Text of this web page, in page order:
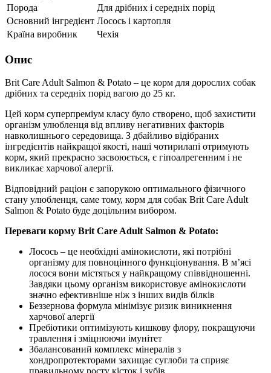
Порода
Для дрібних і середніх порід
Основний інгредієнт Лосось і картопля
Країна виробник
Чехія
Опис
Brit Care Adult Salmon & Potato – це корм для дорослих собак
дрібних та середніх порід вагою до 25 кг.
Цей корм суперпреміум класу було створено, щоб захистити
організм улюбленця від впливу негативних факторів
навколишнього середовища. З дбайливо відібраних
інгредієнтів найкращої якості, наші чотирилапі отримують
корм, який прекрасно засвоюється, є гіпоалрегенним і не
викликає харчової алергії.
Відповідний раціон є запорукою оптимального фізичного
стану улюбленця, саме тому, корм для собак Brit Care Adult
Salmon & Potato буде доцільним вибором.
Переваги корму Brit Care Adult Salmon & Potato:
Лосось – це необхідні амінокислоти, які потрібні
організму для повноцінного функціонування. В м’ясі
лосося вони містяться у найкращому співвідношенні.
Завдяки цьому організм використовує амінокислоти
значно ефективніше ніж з інших видів білків
Беззернова формула мінімізує ризик виникнення
харчової алергії
Пребіотики оптимізують кишкову флору, покращуючи
травлення і зміцнюючи імунітет
Збалансований комплекс мінералів з
хондропротекторами захищає суглоби та сприяє